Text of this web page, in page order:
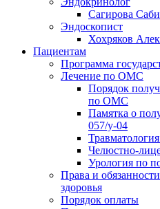
Сагирова
Эндоскопист
Хохряков
Пациентам
Программа
Лечение по ОМС
Порядок
по ОМС
Памятка о
057/у-04
Челюстно-
Урология по
Права и
здоровья
Порядок оплаты